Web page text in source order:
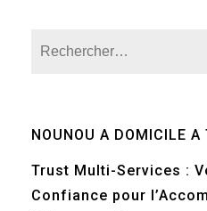
NOUNOU A DOMICILE
Trust Multi-Services :
Confiance pour